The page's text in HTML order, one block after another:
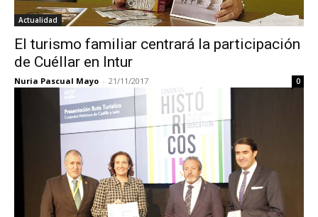
Actualidad
El turismo familiar centrará la participación
de Cuéllar en Intur
Nuria Pascual Mayo - 21/11/2017 0